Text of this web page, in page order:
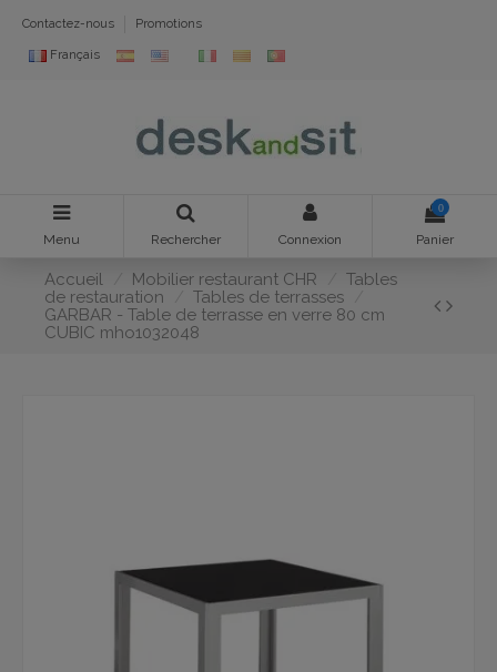
Contactez-nous Promotions
Français
Menu Rechercher Connexion
0
Panier
Accueil Mobilier restaurant CHR
Tables
de restauration
Tables de terrasses
GARBAR - Table de terrasse en verre 80 cm
CUBIC mho1032048